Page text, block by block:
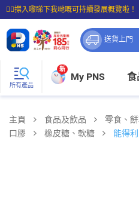
☝🏼㩒入嚟睇下我哋嘅可持續發展概覽啦！
⭐購物滿$399即享免費送貨；滿$100即
送貨上門
所有產品
新
My PNS 食
主頁 食品及飲品 零食、
口膠
橡皮糖、軟糖 能得